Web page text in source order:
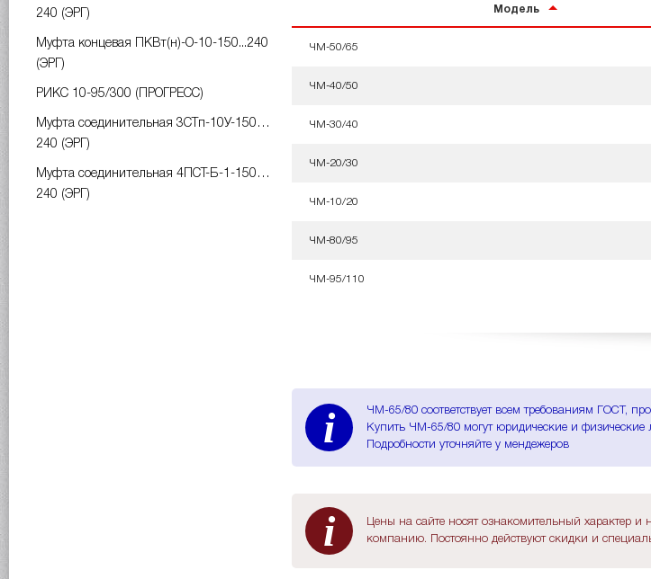
240 (ЭРГ)
Муфта концевая ПКВт(н)-О-10-150...240
(ЭРГ)
РИКС 10-95/300 (ПРОГРЕСС)
Муфта соединительная 3СТп-10У-150…
240 (ЭРГ)
Муфта соединительная 4ПСТ-Б-1-150…
240 (ЭРГ)
Модель
ЧМ-50/65
ЧМ-40/50
ЧМ-30/40
ЧМ-20/30
ЧМ-10/20
ЧМ-80/95
ЧМ-95/110
i
ЧМ-65/80 соответствует всем требованиям ГОСТ,
Купить ЧМ-65/80 могут юридические и физические
Подробности уточняйте у мендежеров
i
Цены на сайте носят ознакомительный характер
компанию. Постоянно действуют скидки и